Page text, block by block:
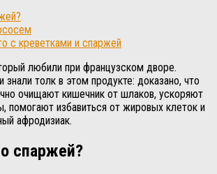
с креветками и спаржей
любили при французском дворе.
знали толк в этом продукте: доказано, что
очищают кишечник от шлаков, ускоряют
помогают избавиться от жировых клеток и
афродизиак.
спаржей?